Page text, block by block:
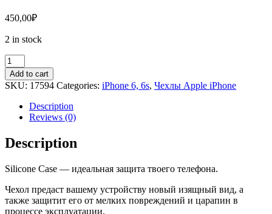
450,00₽
2 in stock
Чехол
iPhone
6,
6S
Silicone
Case
(Dragon
Fruit)
quantity
Add to cart
SKU: 17594 Categories: iPhone 6, 6s, Чехлы Apple iPhone
Description
Reviews (0)
Description
Silicone Case — идеальная защита твоего телефона.
Чехол предаст вашему устройству новый изящный вид, а
также защитит его от мелких повреждений и царапин в
процессе эксплуатации.